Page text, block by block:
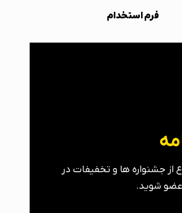
فرم استخدام
از جشنواره ها و تخفیفات در
عضو شوید.